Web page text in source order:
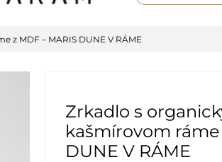
MDF – MARIS DUNE V RÁME
Zrkadlo s
kašmírovom ráme
DUNE V RÁME